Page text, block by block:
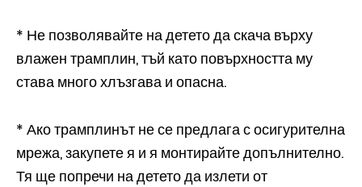
* Не позволявайте на детето да скача върху
влажен трамплин, тъй като повърхността му
става много хлъзгава и опасна.
* Ако трамплинът не се предлага с осигурителна
мрежа, закупете я и я монтирайте допълнително.
Тя ще попречи на детето да излети от